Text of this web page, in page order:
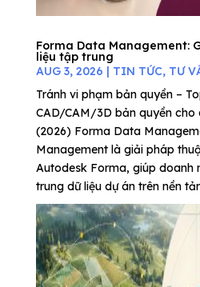
Forma Data Management:
liệu tập trung
AUG 3, 2026 | TIN TỨC, TƯ
Tránh vi phạm bản quyền –
CAD/CAM/3D bản quyền
(2026) Forma Data
Management là giải pháp
Autodesk Forma, giúp doanh
trung dữ liệu dự án trên nền